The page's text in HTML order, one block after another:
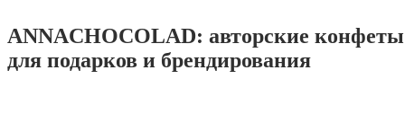
ANNACHOCOLAD: авторские
для подарков и брендирования